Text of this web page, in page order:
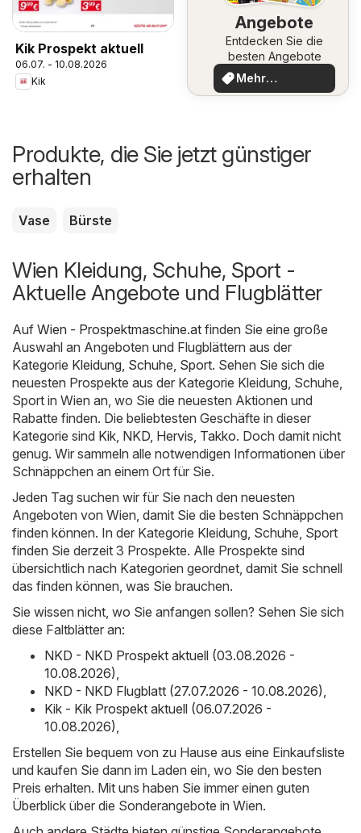
Kik Prospekt aktuell
06.07. - 10.08.2026
Kik
Angebote
Entdecken Sie die
besten Angebote
Mehr
entdecken
Produkte, die Sie jetzt günstiger
erhalten
Vase Bürste
Wien Kleidung, Schuhe, Sport -
Aktuelle Angebote und Flugblätter
Auf Wien - Prospektmaschine.at finden Sie eine große
Auswahl an Angeboten und Flugblättern aus der
Kategorie Kleidung, Schuhe, Sport. Sehen Sie sich die
neuesten Prospekte aus der Kategorie Kleidung, Schuhe,
Sport in Wien an, wo Sie die neuesten Aktionen und
Rabatte finden. Die beliebtesten Geschäfte in dieser
Kategorie sind Kik NKD Hervis Takko. Doch damit nicht
genug. Wir sammeln alle notwendigen Informationen über
Schnäppchen an einem Ort für Sie.
Jeden Tag suchen wir für Sie nach den neuesten
Angeboten von Wien, damit Sie die besten Schnäppchen
finden können. In der Kategorie Kleidung, Schuhe, Sport
finden Sie derzeit 3 Prospekte. Alle Prospekte sind
übersichtlich nach Kategorien geordnet, damit Sie schnell
das finden können, was Sie brauchen.
Sie wissen nicht, wo Sie anfangen sollen? Sehen Sie sich
diese Faltblätter an:
NKD - NKD Prospekt aktuell (03.08.2026 -
10.08.2026)
NKD - NKD Flugblatt (27.07.2026 - 10.08.2026)
Kik - Kik Prospekt aktuell (06.07.2026 -
10.08.2026)
Erstellen Sie bequem von zu Hause aus eine Einkaufsliste
und kaufen Sie dann im Laden ein, wo Sie den besten
Preis erhalten. Mit uns haben Sie immer einen guten
Überblick über die Sonderangebote in Wien.